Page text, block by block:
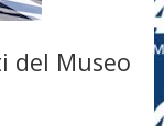
del Museo